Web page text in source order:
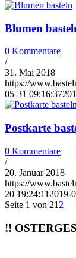
Blumen
0 Kommentare
/
31. Mai 2018
https://
05-31 09:16:37
Postkarte
0 Kommentare
/
20. Januar 2018
https://
20 19:24:11 2019-
Seite 1 von 21 2
!!